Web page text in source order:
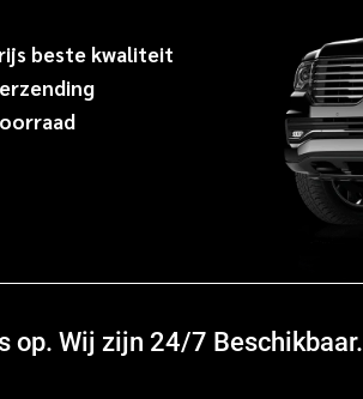
beste kwaliteit
op. Wij zijn 24/7 Beschikbaar.